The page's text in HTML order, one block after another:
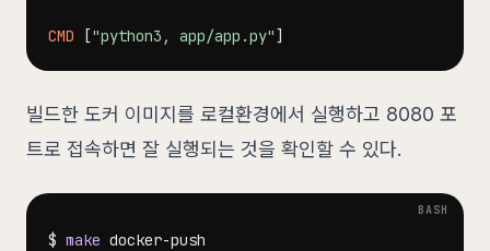
CMD ["python3, app/app.py"]
빌드한 도커 이미지를 로컬환경에서 실행하고 8080 포
트로 접속하면 잘 실행되는 것을 확인할 수 있다.
$ make